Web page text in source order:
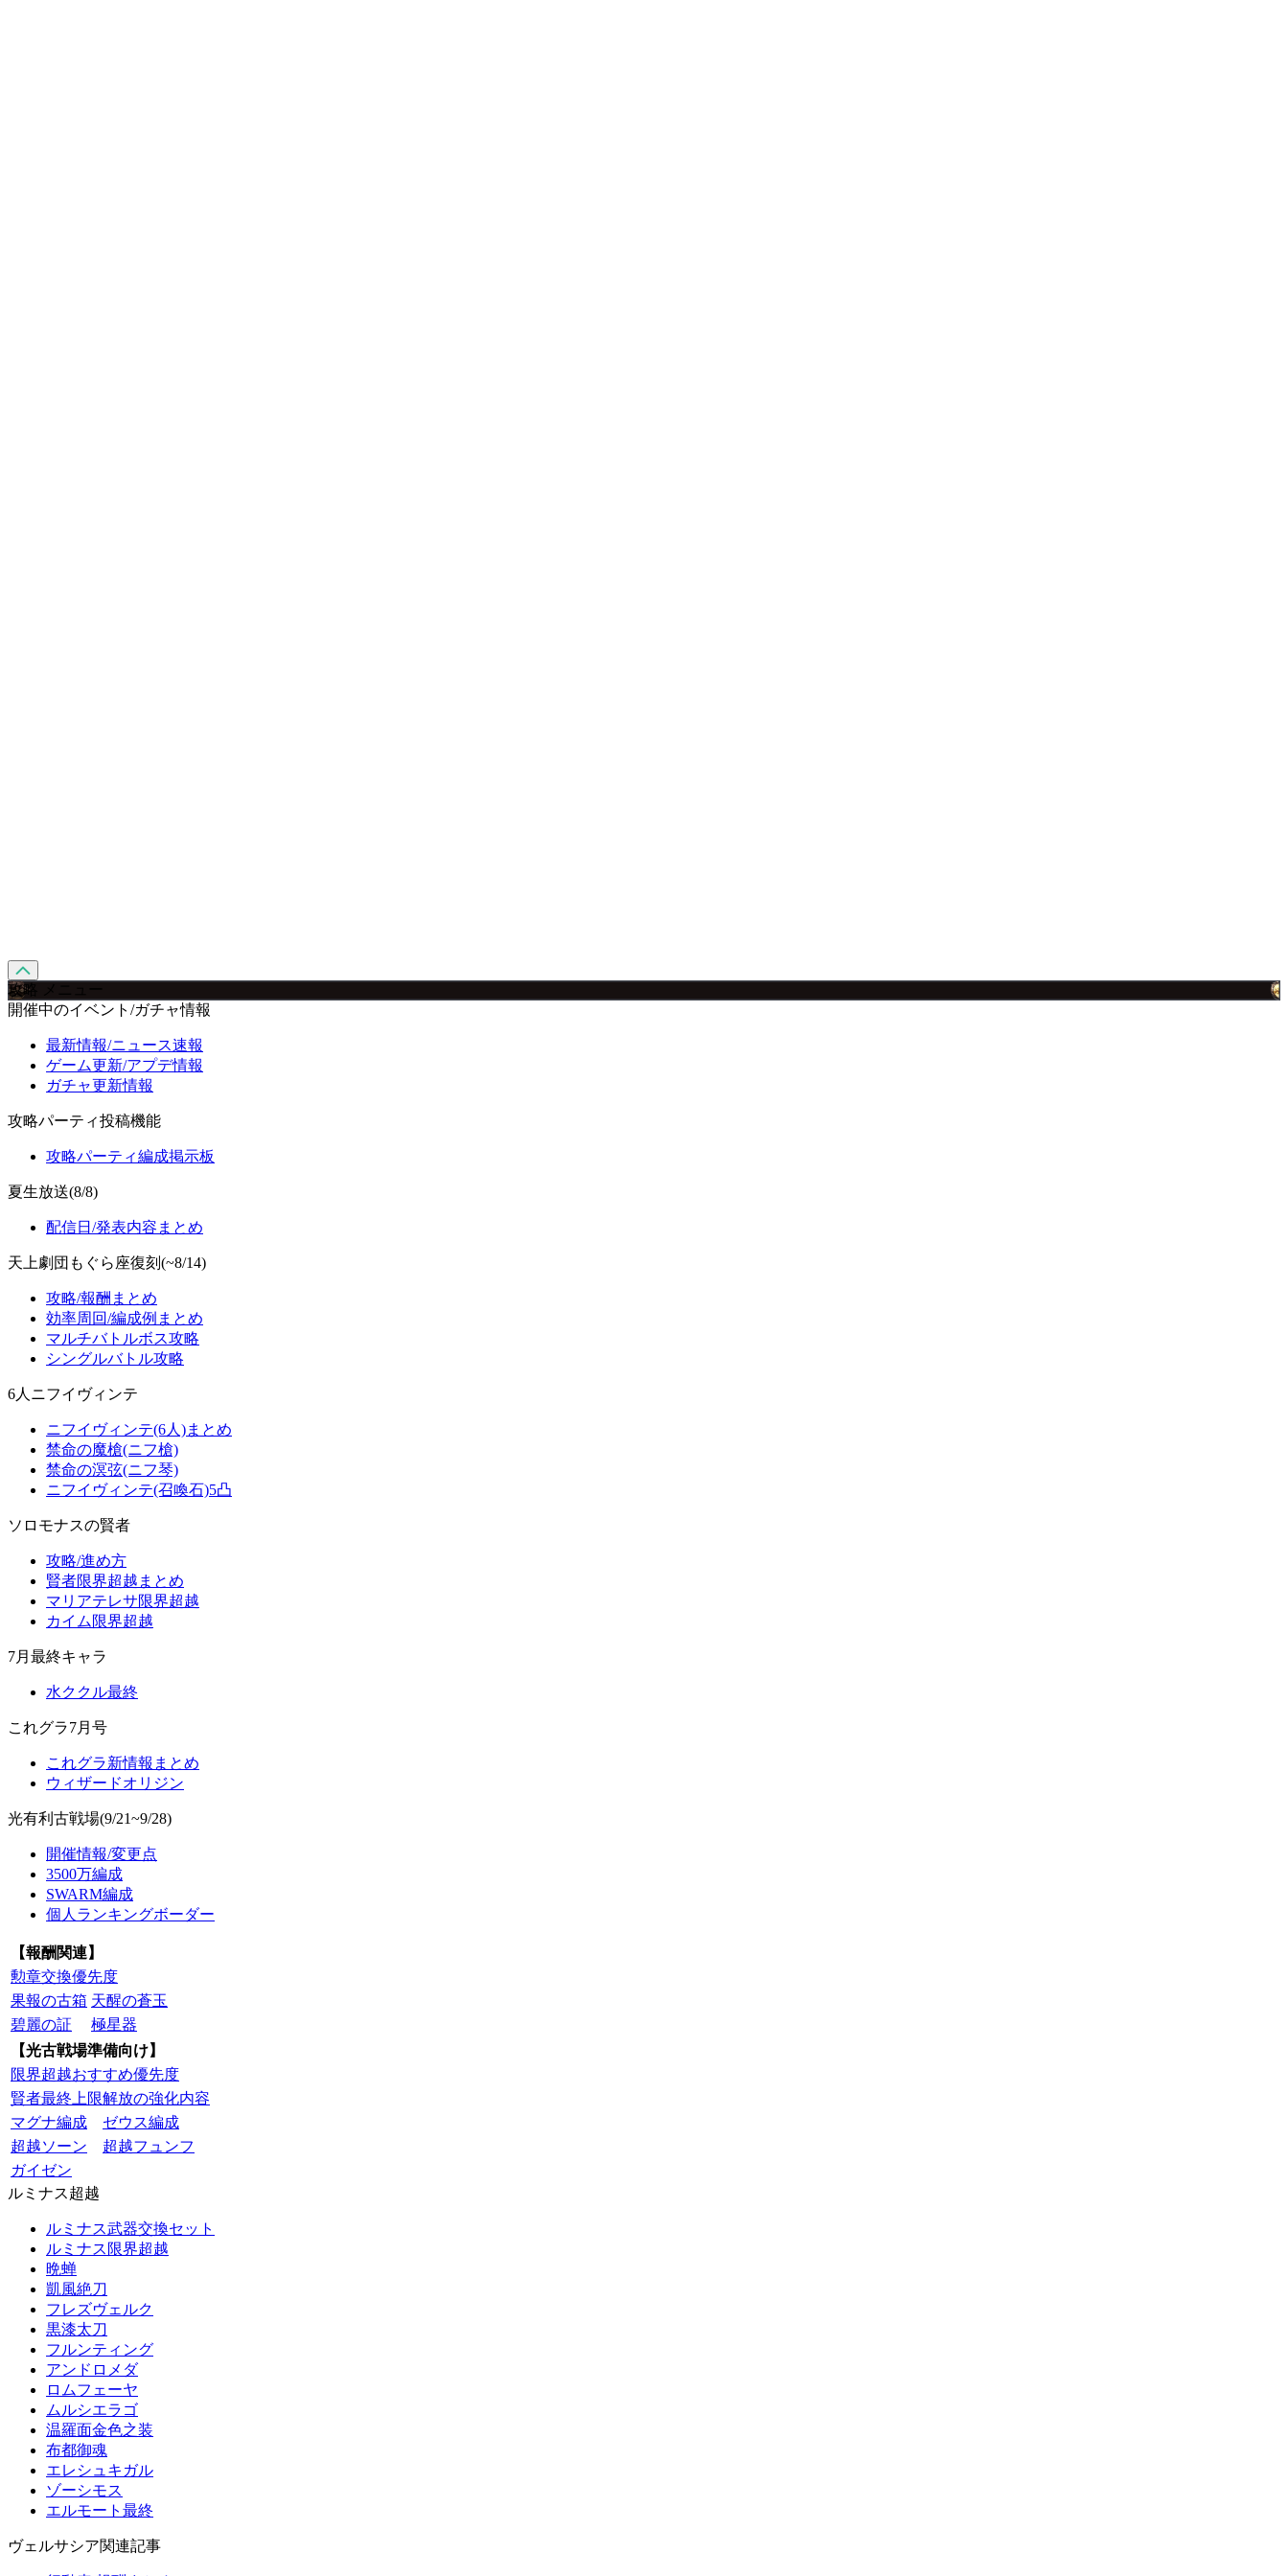
攻略 メニュー
開催中のイベント/ガチャ情報
最新情報/ニュース速報
ゲーム更新/アプデ情報
ガチャ更新情報
攻略パーティ投稿機能
攻略パーティ編成掲示板
夏生放送(8/8)
配信日/発表内容まとめ
天上劇団もぐら座復刻(~8/14)
攻略/報酬まとめ
効率周回/編成例まとめ
マルチバトルボス攻略
シングルバトル攻略
6人ニフイヴィンテ
ニフイヴィンテ(6人)まとめ
禁命の魔槍(ニフ槍)
禁命の溟弦(ニフ琴)
ニフイヴィンテ(召喚石)5凸
ソロモナスの賢者
攻略/進め方
賢者限界超越まとめ
マリアテレサ限界超越
カイム限界超越
7月最終キャラ
水ククル最終
これグラ7月号
これグラ新情報まとめ
ウィザードオリジン
光有利古戦場(9/21~9/28)
開催情報/変更点
3500万編成
SWARM編成
個人ランキングボーダー
【報酬関連】
勲章交換優先度
果報の古箱 天醒の蒼玉
碧麗の証
極星器
【光古戦場準備向け】
限界超越おすすめ優先度
賢者最終上限解放の強化内容
マグナ編成
ゼウス編成
超越ソーン
超越フュンフ
ガイゼン
ルミナス超越
ルミナス武器交換セット
ルミナス限界超越
晩蝉
凱風絶刀
フレズヴェルク
黒漆太刀
フルンティング
アンドロメダ
ロムフェーヤ
ムルシエラゴ
温羅面金色之装
布都御魂
エレシュキガル
ゾーシモス
エルモート最終
ヴェルサシア関連記事